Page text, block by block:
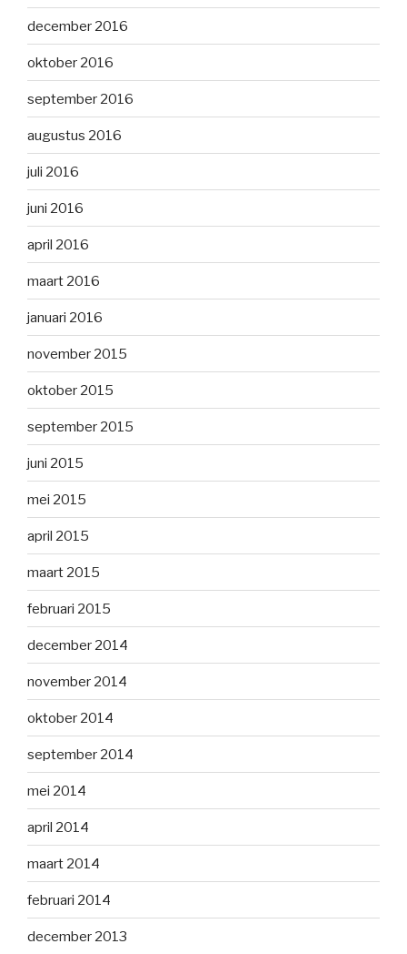
december 2016
oktober 2016
september 2016
augustus 2016
juli 2016
juni 2016
april 2016
maart 2016
januari 2016
november 2015
oktober 2015
september 2015
juni 2015
mei 2015
april 2015
maart 2015
februari 2015
december 2014
november 2014
oktober 2014
september 2014
mei 2014
april 2014
maart 2014
februari 2014
december 2013